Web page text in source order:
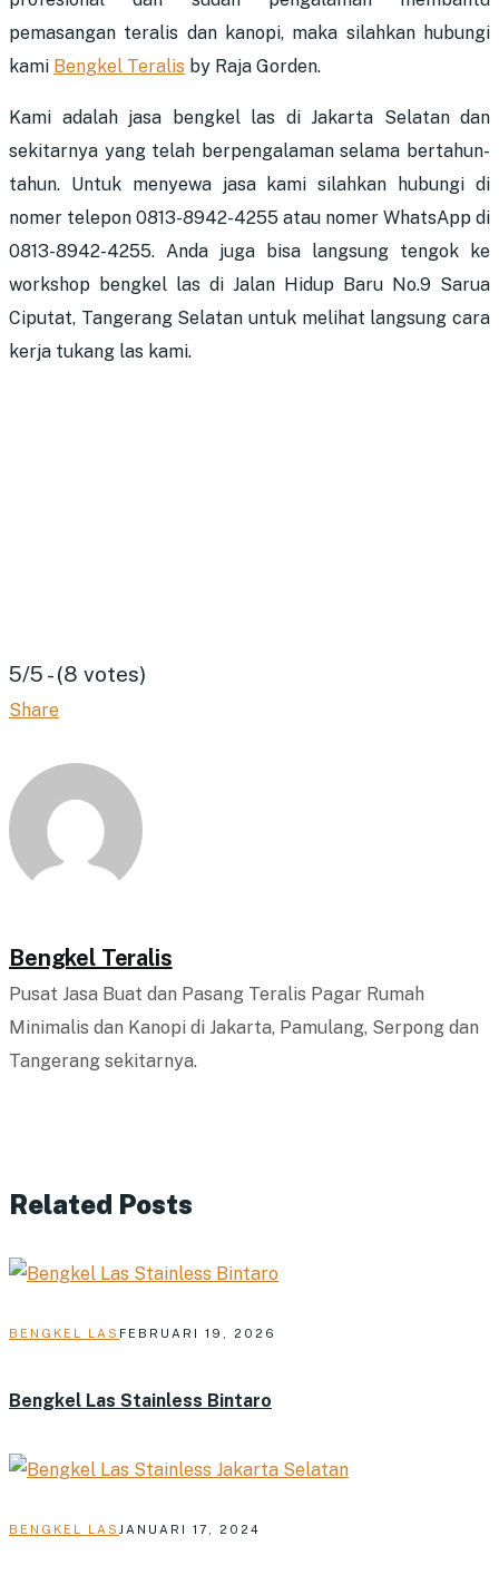
pemasangan teralis dan kanopi, maka silahkan hubungi
kami Bengkel Teralis by Raja Gorden.
Kami adalah jasa bengkel las di Jakarta Selatandan
sekitarnya yang telah berpengalaman selama bertahun-
tahun. Untuk menyewa jasa kami silahkan hubungi di
nomer telepon 0813-8942-4255 atau nomer WhatsApp di
0813-8942-4255. Anda juga bisa langsung tengok ke
workshop bengkel las di Jalan Hidup Baru No.9 Sarua
Ciputat, Tangerang Selatan untuk melihat langsung cara
kerja tukang las kami.
5/5 - (8 votes)
Share
Bengkel Teralis
Pusat Jasa Buat dan Pasang Teralis Pagar Rumah
Minimalis dan Kanopi di Jakarta, Pamulang, Serpong dan
Tangerang sekitarnya.
Related Posts
BENGKEL LAS FEBRUARI 19, 2026
Bengkel Las Stainless Bintaro
BENGKEL LAS JANUARI 17, 2024